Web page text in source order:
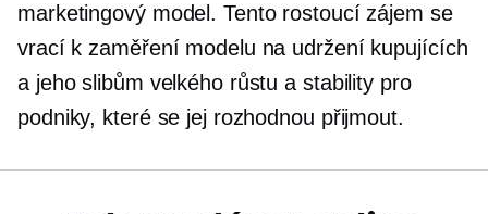
marketingový model. Tento rostoucí zájem se
vrací k zaměření modelu na udržení kupujících
a jeho slibům velkého růstu a stability pro
podniky, které se jej rozhodnou přijmout.